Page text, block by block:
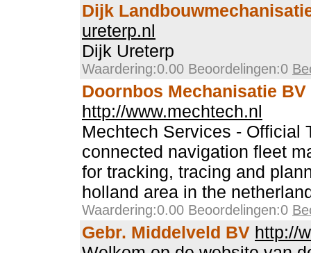
Dijk
ureterp.nl
Dijk Ureterp
Waardering:0.00 Beoordelingen:0
Doornbos Mechanisatie BV
http://www.mechtech.nl
Mechtech Services - Official
connected navigation fleet
for tracking, tracing and
holland area in the
Waardering:0.00 Beoordelingen:0
Gebr. Middelveld BV http://